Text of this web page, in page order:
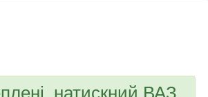
натискний ВАЗ